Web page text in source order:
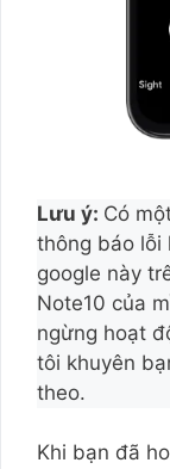
Lưu ý: Có
thông báo lỗi
google này
Note10 của
ngừng hoạt
tôi khuyên
theo.
Khi bạn đã